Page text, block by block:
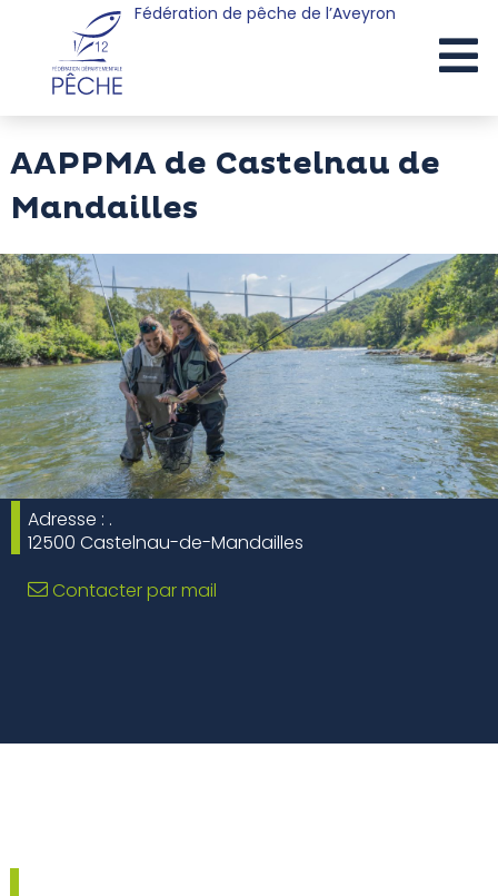
Fédération de pêche de l’Aveyron
AAPPMA de Castelnau de
Mandailles
Adresse : .
12500 Castelnau-de-Mandailles
Contacter par mail
Cookies management panel